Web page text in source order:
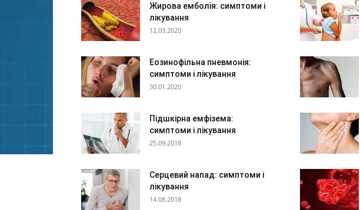
Жирова емболія: симптоми і
лікування
12.03.2020
Еозинофільна пневмонія:
симптоми і лікування
30.01.2020
Підшкірна емфізема:
симптоми і лікування
25.09.2018
Серцевий напад: симптоми і
лікування
14.08.2018